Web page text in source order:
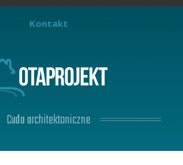
Kontakt
Cuda architektoniczne